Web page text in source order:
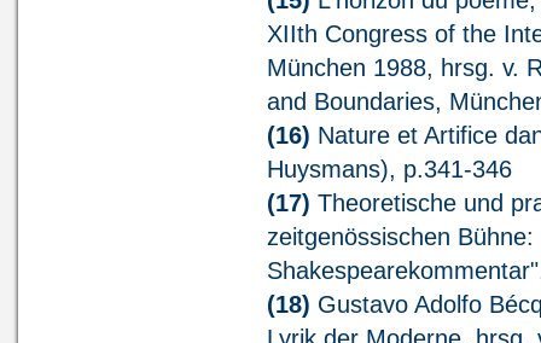
XIIth Congress of the
München 1988, hrsg. v.
and Boundaries,
(16) Nature et Artifice
Huysmans), p.341-346
(17) Theoretische und
zeitgenössischen
(18) Gustavo Adolfo